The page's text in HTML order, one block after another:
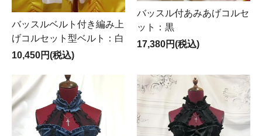
バッスルベルト付き編み上
げコルセット型ベルト：白
10,450円(税込)
バッスル付あみあげコルセ
ット：黒
17,380円(税込)